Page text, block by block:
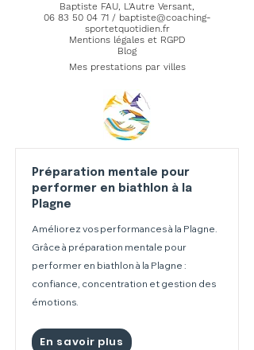
Baptiste FAU, L'Autre Versant,
06 83 50 04 71/ baptiste@coaching-
sportetquotidien.fr
Mentions légales et RGPD
Blog
Mes prestations par villes
Préparation mentale pour
performer en biathlon à la
Plagne
Améliorez vos performances à la Plagne.
Grâce à préparation mentale pour
performer en biathlon à la Plagne :
confiance, concentration et gestion des
émotions.
En savoir plus